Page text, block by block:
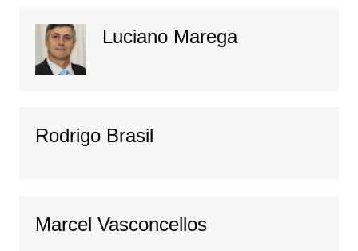
Luciano Marega
Rodrigo Brasil
Marcel Vasconcellos